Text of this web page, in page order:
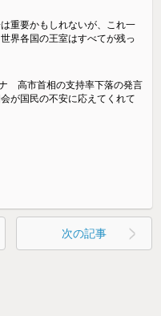
重要かもしれないが、これ一
界各国の王室はすべてが残っ
ナ 高市首相の支持率下落の発言
が国民の不安に応えてくれて
次の記事